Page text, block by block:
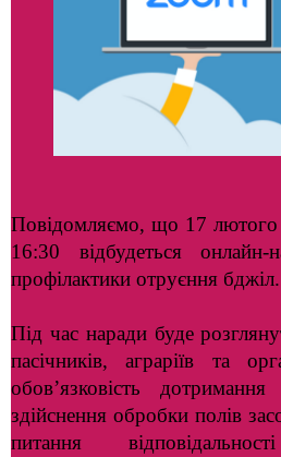
Повідомляємо, що 17
16:30 відбудеться
профілактики отруєння бджіл.
Під час наради буде
пасічників, аграріїв та
обов’язковість
здійснення обробки полів
питання